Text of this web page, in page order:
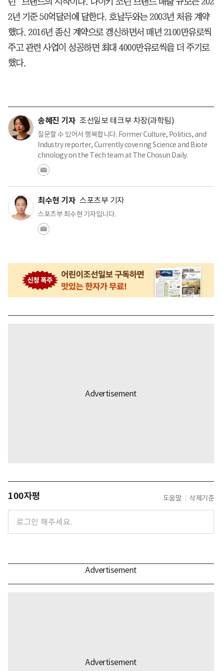
2년 기준 50억달러에 달한다. 호날두와는 2003년 처음 계약
했다. 2016년 종신 계약으로 갱신하면서 매년 2100만유로씩
주고 관련 사업이 성공하면 최대 4000만유로씩을 더 주기로
했다.
송혜진 기자 조선일보 테크부 차장(과학팀)
질문할 수 있어서 행복합니다. Former Culture, Politics, and
Industry reporter, Currently covering Science and Biote
chnology on the Tech team at The Chosun Daily.
최수현 기자 스포츠부 기자
스포츠부 최수현 기자입니다.
100자평 도움말 삭제기준